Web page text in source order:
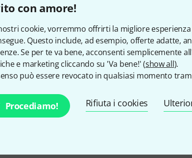
con amore!
cookie, vorremmo offrirti la migliore
Questo include, ad esempio, offerte adatte,
Se per te va bene, acconsenti semplicemente
e marketing cliccando su 'Va bene!' (show all).
può essere revocato in qualsiasi momento
Procediamo! Rifiuta i cookies
Compara